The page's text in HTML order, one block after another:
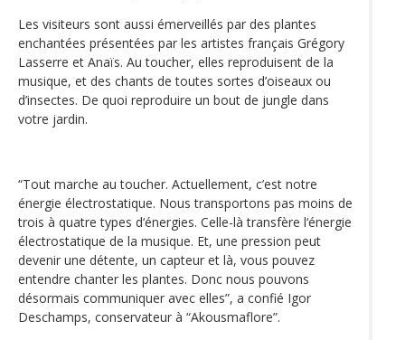
Les visiteurs sont aussi émerveillés par des plantes
enchantées présentées par les artistes français Grégory
Lasserre et Anaïs. Au toucher, elles reproduisent de la
musique, et des chants de toutes sortes d’oiseaux ou
d’insectes. De quoi reproduire un bout de jungle dans
votre jardin.
“Tout marche au toucher. Actuellement, c’est notre
énergie électrostatique. Nous transportons pas moins de
trois à quatre types d‘énergies. Celle-là transfère l‘énergie
électrostatique de la musique. Et, une pression peut
devenir une détente, un capteur et là, vous pouvez
entendre chanter les plantes. Donc nous pouvons
désormais communiquer avec elles”, a confié Igor
Deschamps, conservateur à “Akousmaflore”.